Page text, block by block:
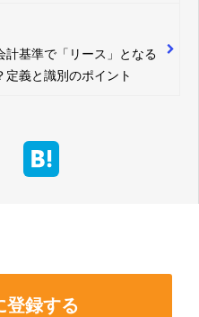
計基準で「リース」となる
定義と識別のポイント
登録する